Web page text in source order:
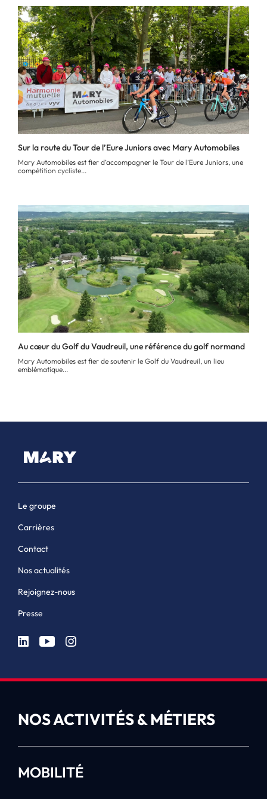
Sur la route du Tour de l’Eure Juniors avec Mary Automobiles
Mary Automobiles est fier d’accompagner le Tour de l’Eure Juniors, une
compétition cycliste...
Au cœur du Golf du Vaudreuil, une référence du golf normand
Mary Automobiles est fier de soutenir le Golf du Vaudreuil, un lieu
emblématique...
Le groupe
Carrières
Contact
Nos actualités
Rejoignez-nous
Presse
NOS ACTIVITÉS & MÉTIERS
MOBILITÉ